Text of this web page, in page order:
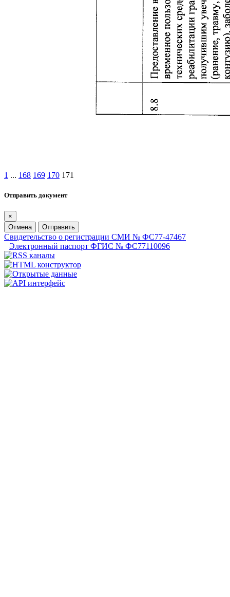
1 ... 168 169 170 171
Отправить документ
×
Отмена
Отправить
Свидетельство о регистрации СМИ № ФС77-47467
Электронный паспорт ФГИС № ФС77110096